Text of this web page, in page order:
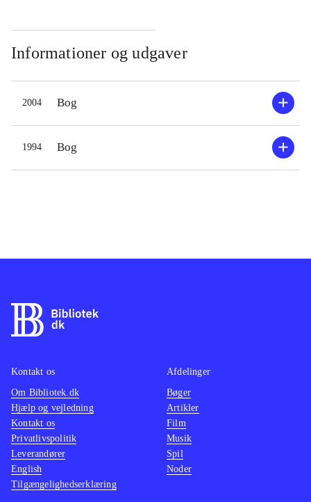
Informationer og udgaver
2004 Bog
1994 Bog
Kontakt os
Om Bibliotek.dk
Hjælp og vejledning
Kontakt os
Privatlivspolitik
Leverandører
English
Tilgængelighedserklæring
Afdelinger
Bøger
Artikler
Film
Musik
Spil
Noder